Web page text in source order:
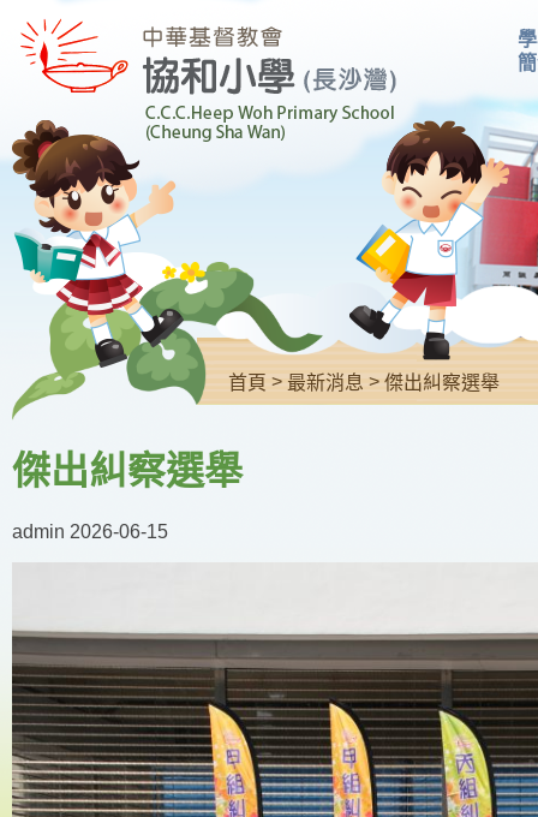
首頁 > 最新消息 > 傑出糾察選舉
傑出糾察選舉
admin 2026-06-15